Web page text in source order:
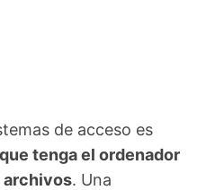
de acceso es
tenga el ordenador
archivos. Una